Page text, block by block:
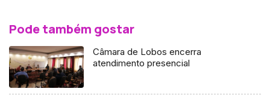
Pode também gostar
Câmara de Lobos encerra
atendimento presencial